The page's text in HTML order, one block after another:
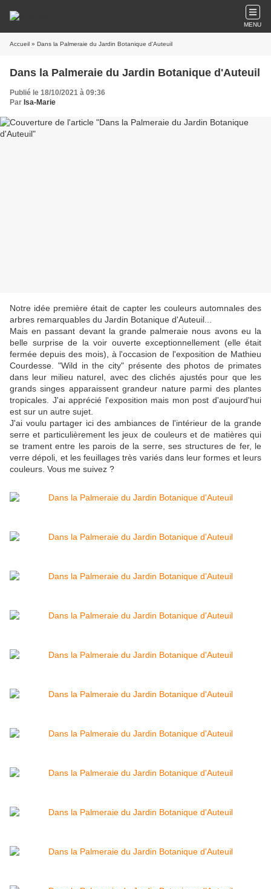
MENU
Accueil » Dans la Palmeraie du Jardin Botanique d'Auteuil
Dans la Palmeraie du Jardin Botanique d'Auteuil
Publié le 18/10/2021 à 09:36
Par Isa-Marie
Notre idée première était de capter les couleurs automnales des
arbres remarquables du Jardin Botanique d'Auteuil...
Mais en passant devant la grande palmeraie nous avons eu la
belle surprise de la voir ouverte exceptionnellement (elle était
fermée depuis des mois), à l'occasion de l'exposition de Mathieu
Courdesse. "Wild in the city" présente des photos de primates
dans leur milieu naturel, avec des clichés ajustés pour que les
grands singes apparaissent grandeur nature parmi des plantes
tropicales. J'ai apprécié l'exposition mais mon post d'aujourd'hui
est sur un autre sujet.
J'ai voulu partager ici des ambiances de l'intérieur de la grande
serre et particulièrement les jeux de couleurs et de matières qui
se trament entre les parois de la serre, ses structures de fer, le
verre dépoli, et les feuillages très variés dans leur formes et leurs
couleurs. Vous me suivez ?